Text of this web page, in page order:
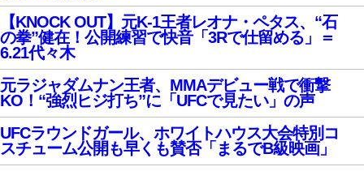
【KNOCK OUT】元K-1王者レオナ・ペタス、“石
の拳”健在！公開練習で快音「3Rで仕留める」＝
6.21代々木
元ラジャダムナン王者、MMAデビュー戦で衝撃
KO！“強烈ヒジ打ち”に「UFCで見たい」の声
UFCラウンドガール、ホワイトハウス大会特別コ
スチューム公開も早くも賛否「まるでB級映画」